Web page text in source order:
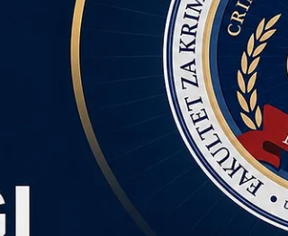
24.08.2026. godine i traje do
godine. Prijava kandidata na Konkurs
upis na drugi ciklus studija provodi